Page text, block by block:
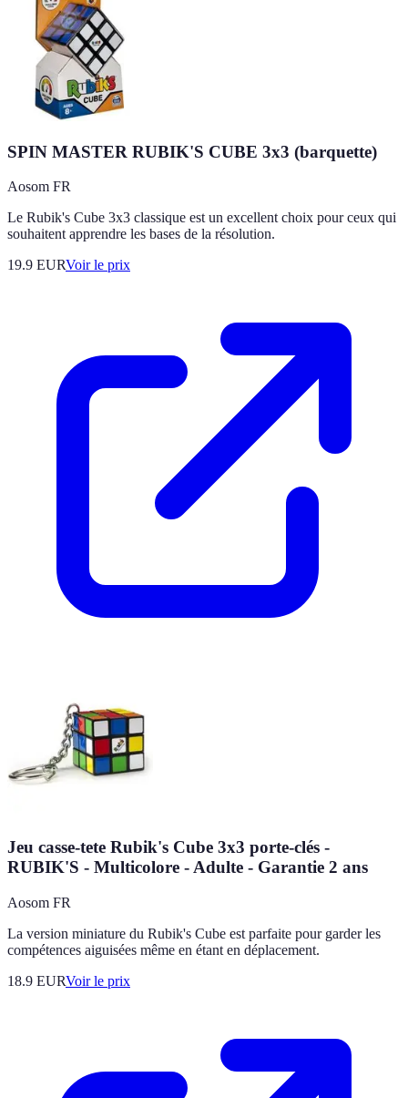
SPIN MASTER RUBIK'S CUBE 3x3 (barquette)
Aosom FR
Le Rubik's Cube 3x3 classique est un excellent choix pour ceux qui
souhaitent apprendre les bases de la résolution.
19.9 EURVoir le prix
Jeu casse-tete Rubik's Cube 3x3 porte-clés -
RUBIK'S - Multicolore - Adulte - Garantie 2 ans
Aosom FR
La version miniature du Rubik's Cube est parfaite pour garder les
compétences aiguisées même en étant en déplacement.
18.9 EURVoir le prix